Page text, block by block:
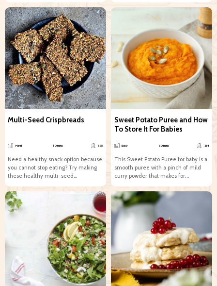
Multi-Seed Crispbreads
Hard 60 mins 375
Need a healthy snack option because
you cannot stop eating? Try making
these healthy multi-seed
snack,...
Sweet Potato Puree and How
To Store It For Babies
Easy 30 mins 254
This Sweet Potato Puree for baby is a
smooth puree with a pinch of mild
curry powder that makes for...